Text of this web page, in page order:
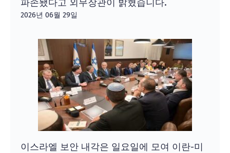
파손됐다고 외무장관이 밝혔습니다.
2026년 06월 29일
이스라엘 보안 내각은 일요일에 모여 이란-미